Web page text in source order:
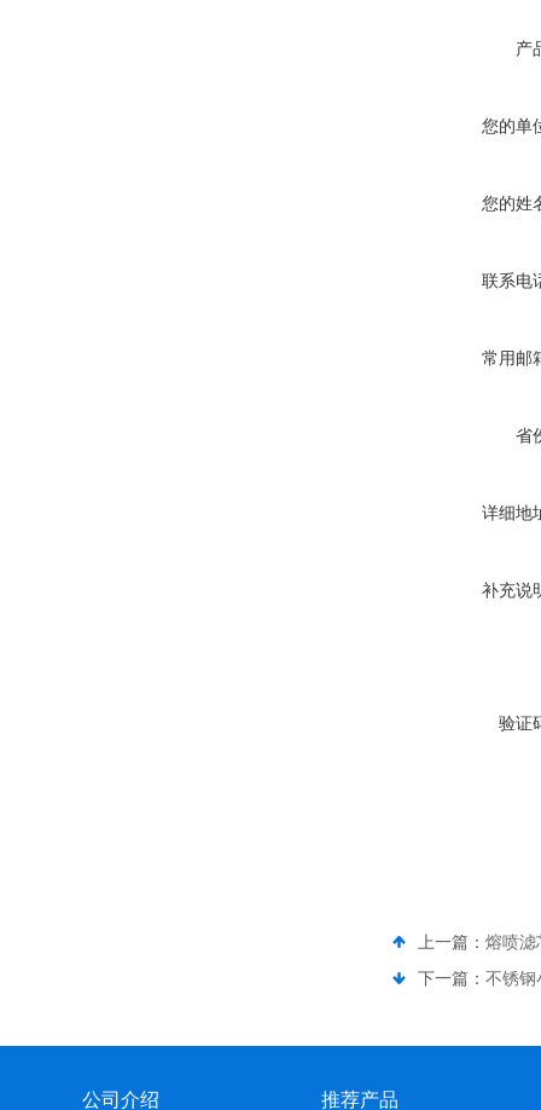
产
您的单
您的姓
联系电
常用邮
省
详细地
补充说
验证
上一篇： 熔喷滤
下一篇： 不锈钢
公司介绍 推荐产品